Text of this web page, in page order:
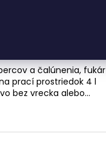
a suché vysávanie,
ocele
a čalúnenia, fukár
prací prostriedok 4 l
bez vrecka alebo...